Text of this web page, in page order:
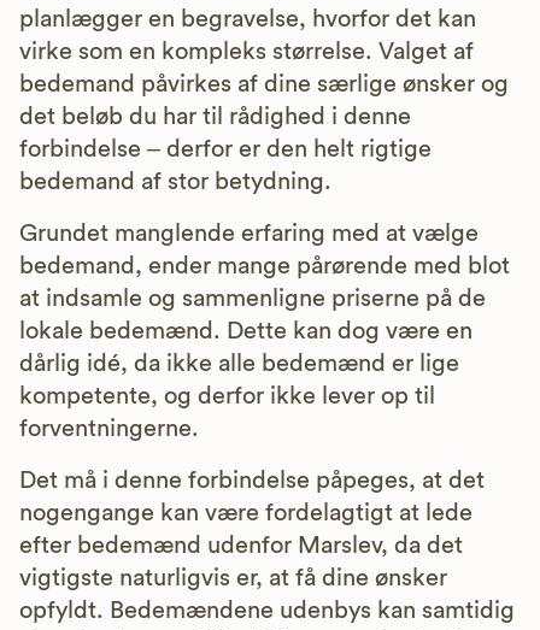
planlægger en begravelse, hvorfor det kan
virke som en kompleks størrelse. Valget af
bedemand påvirkes af dine særlige ønsker og
det beløb du har til rådighed i denne
forbindelse – derfor er den helt rigtige
bedemand af stor betydning.
Grundet manglende erfaring med at vælge
bedemand, ender mange pårørende med blot
at indsamle og sammenligne priserne på de
lokale bedemænd. Dette kan dog være en
dårlig idé, da ikke alle bedemænd er lige
kompetente, og derfor ikke lever op til
forventningerne.
Det må i denne forbindelse påpeges, at det
nogengange kan være fordelagtigt at lede
efter bedemænd udenfor Marslev, da det
vigtigste naturligvis er, at få dine ønsker
opfyldt. Bedemændene udenbys kan samtidig